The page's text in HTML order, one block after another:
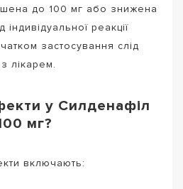
до 100 мг або знижена
реакції
застосування слід
лікарем.
у Силденафіл
мг?
включають: